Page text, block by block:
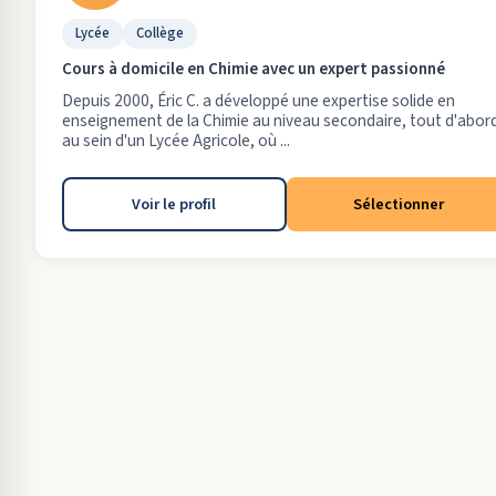
Lycée Collège
Cours à domicile en Chimie avec un expert passionné
Depuis 2000, Éric C. a développé une expertise solide en
enseignement de la Chimie au niveau secondaire, tout
au sein d'un Lycée Agricole, où ...
Voir le profil Sélectionner